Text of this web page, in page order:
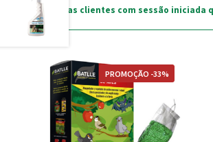
Apenas clientes com sessão
PROMOÇÃO -33%